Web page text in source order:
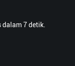
7 detik.